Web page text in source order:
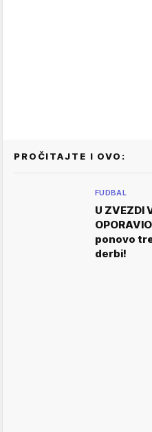
PROČITAJTE I OVO:
FUDBAL
U ZVEZDI
ponovo
derbi!